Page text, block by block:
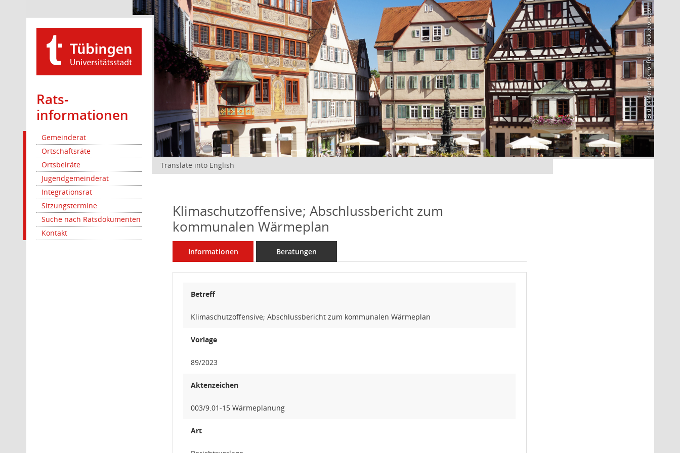
Rats­
informationen
Gemeinderat
Ortschaftsräte
Ortsbeiräte
Jugendgemeinderat
Integrationsrat
Sitzungstermine
Suche nach Ratsdokumenten
Kontakt
Bild: @Manuel Schönfeld – stock.adobe.com
Translate into English
Klimaschutzoffensive; Abschlussbericht zum
kommunalen Wärmeplan
Informationen Beratungen
Betreff
Klimaschutzoffensive; Abschlussbericht zum kommunalen Wärmeplan
Vorlage
89/2023
Aktenzeichen
003/9.01-15 Wärmeplanung
Art